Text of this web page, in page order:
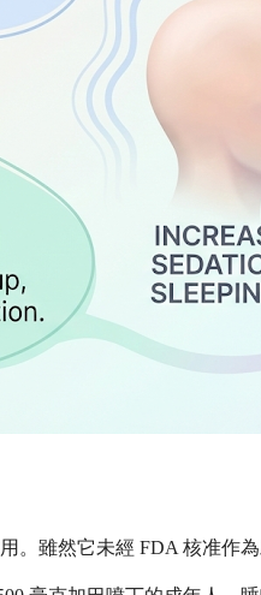
。雖然它未經 FDA 核准作